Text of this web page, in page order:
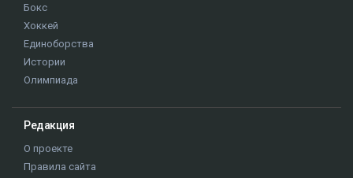
Бокс
Хоккей
Единоборства
Истории
Олимпиада
Редакция
О проекте
Правила сайта